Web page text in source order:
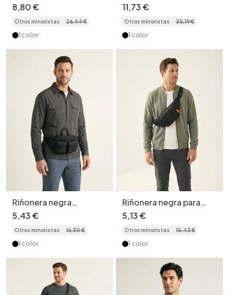
versátil de color negro
mate con asa superior
8,80€
Otros minoristas 26,44€
1 color
lona para hombre -
Bolso cruzado para el
pecho
11,73€
Otros minoristas 35,19€
1 color
Riñonera negra
multibolsillos para
hombre | Bolso de
pecho
5,43€
Otros minoristas 16,30€
1 color
Riñonera negra para
hombre - Bolso
bandolera informal
5,13€
Otros minoristas 15,43€
1 color